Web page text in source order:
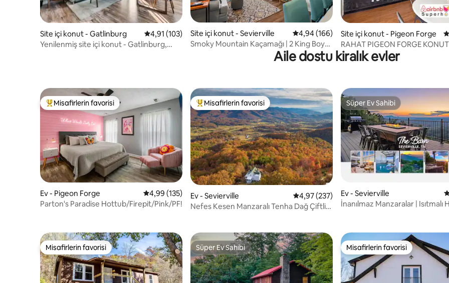
Site içi konut - Gatlinburg 5 üzerinden ortalama 4,91 puan, 103 değerlendirme
4,91 (103)
Yenilenmiş site içi konut - Gatlinburg,
Site içi konut - Sevierville 5 üzerinden ortalama 4,94 puan, 166
4,94 (166)
Smoky Mountain Kaçamağı | 2 King Boy
Site içi konut - Pigeon Forge
RAHAT PIGEON FORGE
PARKWAY'E 1/2 MİL YÜRÜME
MESAFESİNDE!
Aile dostu kiralık evler
Misafirlerin favorilerinden en beğenilenler arasında
Misafirlerin favorisi
Ev - Pigeon Forge 5 üzerinden ortalama 4,99 puan, 135 değerlendirme
4,99 (135)
Parton's Paradise Hottub/Firepit/Pink/PF!
Misafirlerin favorilerinden en beğenilenler arasında
Misafirlerin favorisi
Ev - Sevierville 5 üzerinden ortalama 4,97 puan, 237
4,97 (237)
Nefes Kesen Manzaralı Tenha Dağ Çiftlik
Süper Ev Sahibi
Süper Ev Sahibi
Ev - Sevierville
İnanılmaz Manzaralar | Isıtmalı
Misafirlerin favorisi
Misafirlerin favorisi Süper Ev Sahibi
Süper Ev Sahibi Misafirlerin favorisi
Misafirlerin favorisi